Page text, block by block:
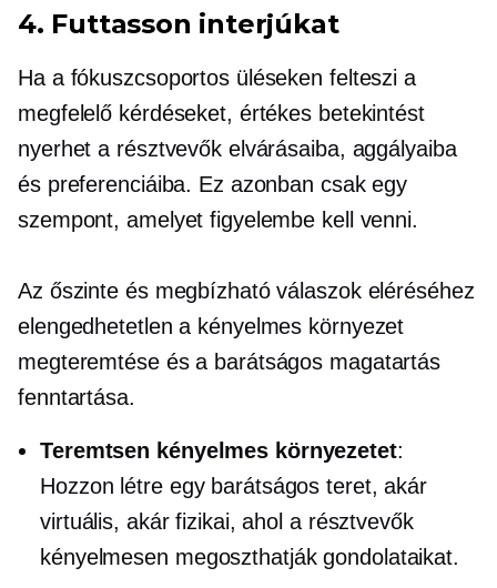
4. Futtasson interjúkat
Ha a fókuszcsoportos üléseken felteszi a
megfelelő kérdéseket, értékes betekintést
nyerhet a résztvevők elvárásaiba, aggályaiba
és preferenciáiba. Ez azonban csak egy
szempont, amelyet figyelembe kell venni.
Az őszinte és megbízható válaszok eléréséhez
elengedhetetlen a kényelmes környezet
megteremtése és a barátságos magatartás
fenntartása.
Teremtsen kényelmes környezetet:
Hozzon létre egy barátságos teret, akár
virtuális, akár fizikai, ahol a résztvevők
kényelmesen megoszthatják gondolataikat.